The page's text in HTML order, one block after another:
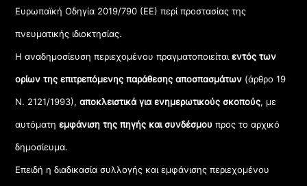
Ευρωπαϊκή Οδηγία 2019/790 (ΕΕ) περί προστασίας της
πνευματικής ιδιοκτησίας.
Η αναδημοσίευση περιεχομένου πραγματοποιείταιεντός των
ορίων της επιτρεπόμενης παράθεσης αποσπασμάτων (άρθρο 19
Ν. 2121/1993), αποκλειστικά για ενημερωτικούς σκοπούς, με
αυτόματηεμφάνιση της πηγής και συνδέσμου προς το αρχικό
δημοσίευμα.
Επειδή η διαδικασία συλλογής και εμφάνισης περιεχομένου